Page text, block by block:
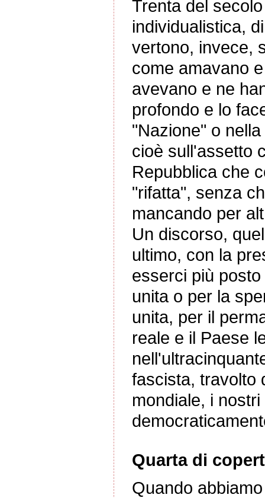
Trenta del
individualistica,
vertono, invece,
come amavano
avevano e ne
profondo e lo
"Nazione" o
cioè sull'assetto
Repubblica che
"rifatta", senza
mancando per
Un discorso,
ultimo, con la
esserci più
unita o per la
unita, per il
reale e il Paese
fascista, travolto
mondiale, i
Quarta di
Quando